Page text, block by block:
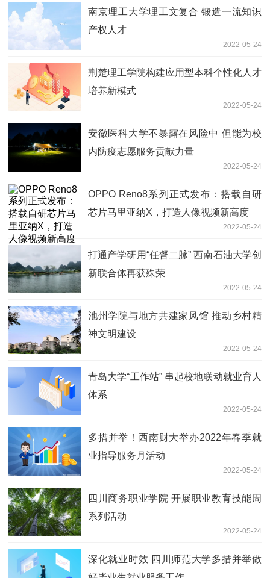
南京理工大学理工文复合 锻造一流知识
产权人才
2022-05-24
荆楚理工学院构建应用型本科个性化人才
培养新模式
2022-05-24
安徽医科大学不暴露在风险中 但能为校
内防疫志愿服务贡献力量
2022-05-24
OPPO Reno8系列正式发布：搭载自研
芯片马里亚纳X，打造人像视频新高度
2022-05-24
打通产学研用“任督二脉” 西南石油大学创
新联合体再获殊荣
2022-05-24
池州学院与地方共建家风馆 推动乡村精
神文明建设
2022-05-24
青岛大学“工作站” 串起校地联动就业育人
体系
2022-05-24
多措并举！西南财大举办2022年春季就
业指导服务月活动
2022-05-24
四川商务职业学院 开展职业教育技能周
系列活动
2022-05-24
深化就业时效 四川师范大学多措并举做